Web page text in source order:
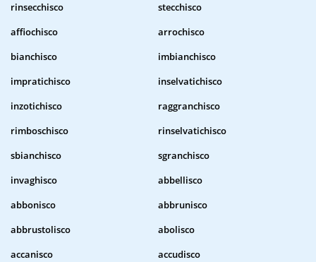
rinsecchisco
stecchisco
affiochisco
arrochisco
bianchisco
imbianchisco
impratichisco
inselvatichisco
inzotichisco
raggranchisco
rimboschisco
rinselvatichisco
sbianchisco
sgranchisco
invaghisco
abbellisco
abbonisco
abbrunisco
abbrustolisco
abolisco
accanisco
accudisco